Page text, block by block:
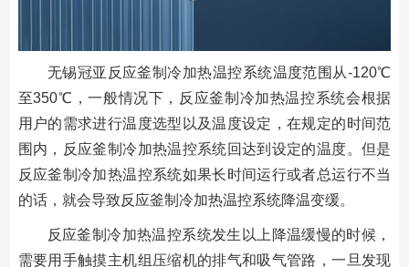
无锡冠亚反应釜制冷加热温控系统温度范围从-120℃
至350℃，一般情况下，反应釜制冷加热温控系统会根据
用户的需求进行温度选型以及温度设定，在规定的时间范
围内，反应釜制冷加热温控系统回达到设定的温度。但是
反应釜制冷加热温控系统如果长时间运行或者总运行不当
的话，就会导致反应釜制冷加热温控系统降温变缓。
反应釜制冷加热温控系统发生以上降温缓慢的时候，
需要用手触摸主机组压缩机的排气和吸气管路，一旦发现